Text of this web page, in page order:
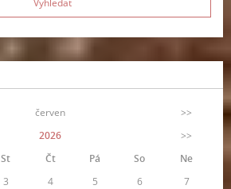
červen
>>
2026
>>
St Čt Pá So
Ne
3 4 5 6
7